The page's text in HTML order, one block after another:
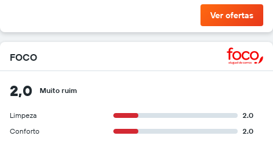
Ver ofertas
FOCO
2,0 Muito ruim
Limpeza
2.0
Conforto
2.0